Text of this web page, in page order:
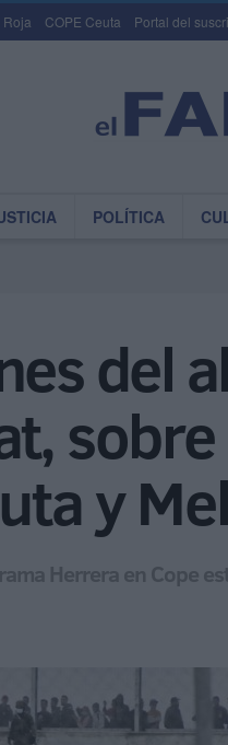
Roja COPE Ceuta Portal del
POLÍTICA
del
y
Herrera en Cope